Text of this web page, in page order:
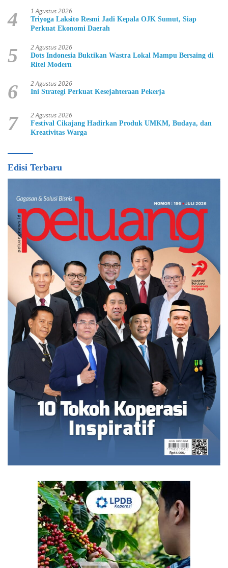
4 1 Agustus 2026
Triyoga Laksito Resmi Jadi Kepala OJK Sumut, Siap
Perkuat Ekonomi Daerah
5 2 Agustus 2026
Dots Indonesia Buktikan Wastra Lokal Mampu Bersaing di
Ritel Modern
6 2 Agustus 2026
Ini Strategi Perkuat Kesejahteraan Pekerja
7 2 Agustus 2026
Festival Cikajang Hadirkan Produk UMKM, Budaya, dan
Kreativitas Warga
Edisi Terbaru